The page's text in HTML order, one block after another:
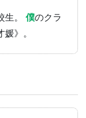
生。 僕のクラ
》。